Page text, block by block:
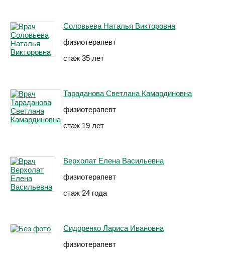
Соловьева Наталья Викторовна
физиотерапевт
стаж 35 лет
Тараданова Светлана Камардиновна
физиотерапевт
стаж 19 лет
Верхолат Елена Васильевна
физиотерапевт
стаж 24 года
Сидоренко Лариса Ивановна
физиотерапевт